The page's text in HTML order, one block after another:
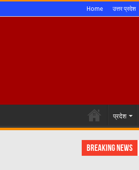
Home उत्तर प्रदेश
प्रदेश
Breaking News